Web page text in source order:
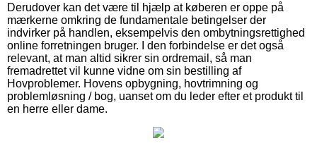
Derudover kan det være til hjælp at køberen er oppe på
mærkerne omkring de fundamentale betingelser der
indvirker på handlen, eksempelvis den ombytningsrettighed
online forretningen bruger. I den forbindelse er det også
relevant, at man altid sikrer sin ordremail, så man
fremadrettet vil kunne vidne om sin bestilling af
Hovproblemer. Hovens opbygning, hovtrimning og
problemløsning / bog, uanset om du leder efter et produkt til
en herre eller dame.